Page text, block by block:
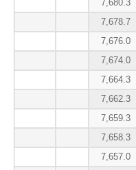
7,680.3
7,678.7
7,676.0
7,674.0
7,664.3
7,662.3
7,659.3
7,658.3
7,657.0